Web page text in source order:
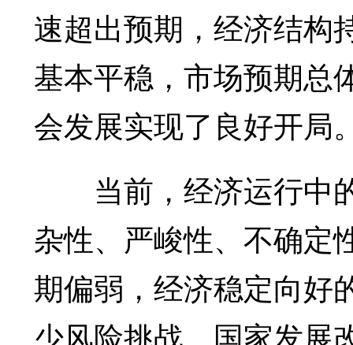
速超出预期，经济结构
基本平稳，市场预期总
会发展实现了良好开局
当前，经济运行中
杂性、严峻性、不确定
期偏弱，经济稳定向好
少风险挑战。国家发展